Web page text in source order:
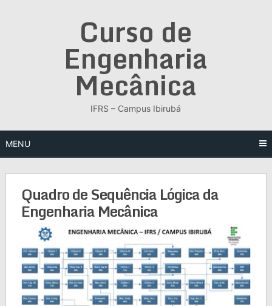
Curso de
Engenharia
Mecânica
IFRS – Campus Ibirubá
MENU
Quadro de Sequência Lógica da
Engenharia Mecânica